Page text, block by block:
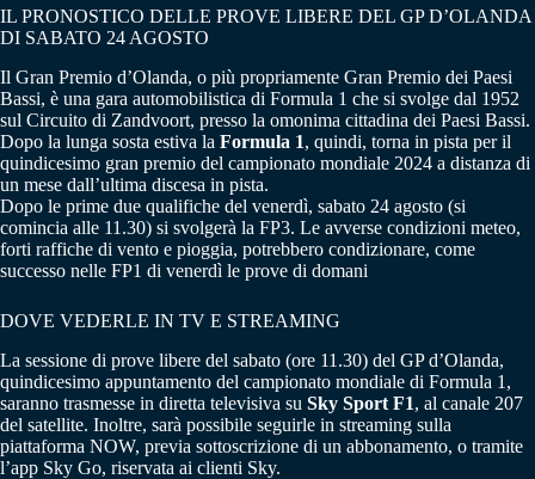
IL PRONOSTICO DELLE PROVE LIBERE DEL GP D’OLANDA
DI SABATO 24 AGOSTO
Il Gran Premio d’Olanda, o più propriamente Gran Premio dei Paesi
Bassi, è una gara automobilistica di Formula 1 che si svolge dal 1952
sul Circuito di Zandvoort, presso la omonima cittadina dei Paesi Bassi.
Dopo la lunga sosta estiva la Formula 1, quindi, torna in pista per il
quindicesimo gran premio del campionato mondiale 2024 a distanza di
un mese dall’ultima discesa in pista.
Dopo le prime due qualifiche del venerdì, sabato 24 agosto (si
comincia alle 11.30) si svolgerà la FP3. Le avverse condizioni meteo,
forti raffiche di vento e pioggia, potrebbero condizionare, come
successo nelle FP1 di venerdì le prove di domani
DOVE VEDERLE IN TV E STREAMING
La sessione di prove libere del sabato (ore 11.30) del GP d’Olanda,
quindicesimo appuntamento del campionato mondiale di Formula 1,
saranno trasmesse in diretta televisiva su Sky Sport F1, al canale 207
del satellite. Inoltre, sarà possibile seguirle in streaming sulla
piattaforma NOW, previa sottoscrizione di un abbonamento, o tramite
l’app Sky Go, riservata ai clienti Sky.